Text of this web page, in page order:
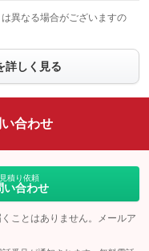
ートヒーター
装備なし
ロントカメラ
装備なし
周囲カメラ
装備なし
ーフレール
装備なし
ッドライトウォッシャー
異なる場合がございますの
詳しく見る
合わせ
積り依頼
い合わせ
ことはありません。メールア